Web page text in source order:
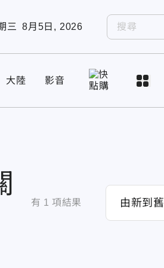
三 8月5日, 2026
大陸 影音
有 1 項結果 由新到舊